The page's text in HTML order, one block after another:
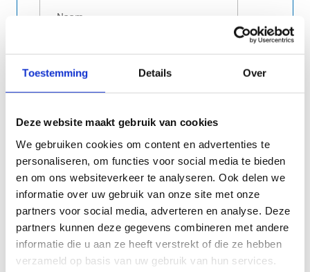
Toestemming Details Over
Deze website maakt gebruik van cookies
We gebruiken cookies om content en advertenties te
personaliseren, om functies voor social media te bieden
en om ons websiteverkeer te analyseren. Ook delen we
informatie over uw gebruik van onze site met onze
partners voor social media, adverteren en analyse. Deze
partners kunnen deze gegevens combineren met andere
informatie die u aan ze heeft verstrekt of die ze hebben
verzameld op basis van uw gebruik van hun services.
Ik ga ermee akkoord dat deze webinar
wordt opgenomen